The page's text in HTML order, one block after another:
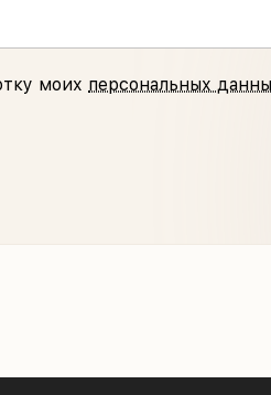
моих персональных